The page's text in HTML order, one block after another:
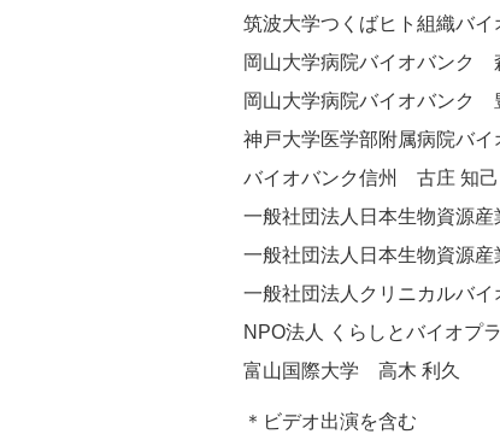
筑波大学つくばヒト組織バ
岡山大学病院バイオバンク
岡山大学病院バイオバンク
神戸大学医学部附属病院バ
バイオバンク信州 古庄 知己
一般社団法人日本生物資源
一般社団法人日本生物資源
一般社団法人クリニカルバ
NPO法人 くらしとバイオプ
富山国際大学 高木 利久
＊ビデオ出演を含む